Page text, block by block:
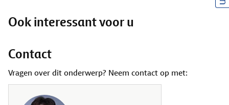
Ook interessant voor u
Contact
Vragen over dit onderwerp? Neem contact op met: